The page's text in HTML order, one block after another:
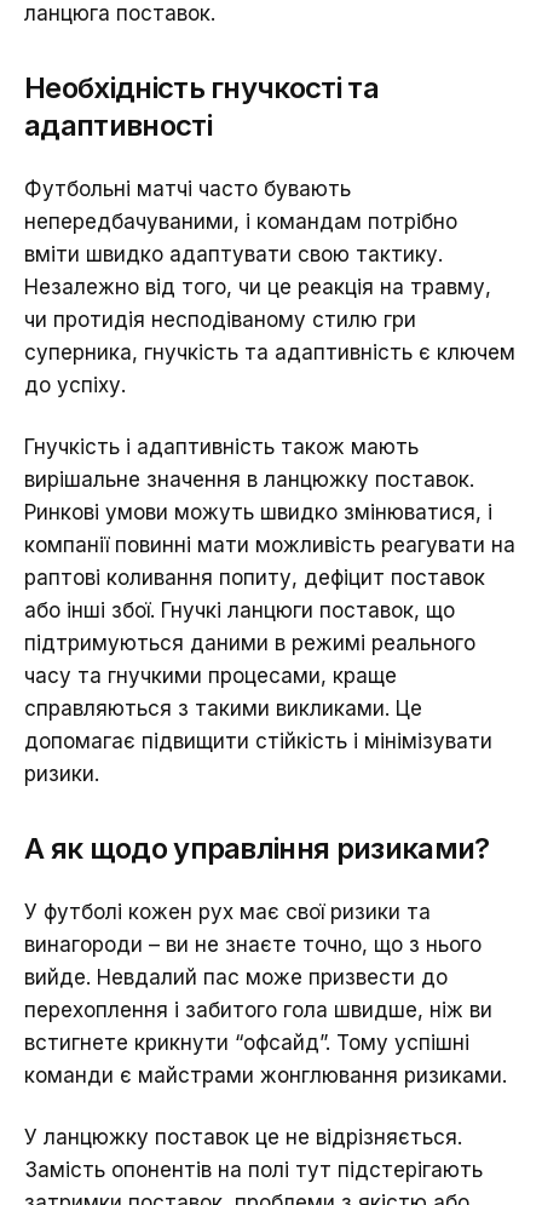
ланцюга поставок.
Необхідність гнучкості та
адаптивності
Футбольні матчі часто бувають
непередбачуваними, і командам потрібно
вміти швидко адаптувати свою тактику.
Незалежно від того, чи це реакція на травму,
чи протидія несподіваному стилю гри
суперника, гнучкість та адаптивність є ключем
до успіху.
Гнучкість і адаптивність також мають
вирішальне значення в ланцюжку поставок.
Ринкові умови можуть швидко змінюватися, і
компанії повинні мати можливість реагувати на
раптові коливання попиту, дефіцит поставок
або інші збої. Гнучкі ланцюги поставок, що
підтримуються даними в режимі реального
часу та гнучкими процесами, краще
справляються з такими викликами. Це
допомагає підвищити стійкість і мінімізувати
ризики.
А як щодо управління ризиками?
У футболі кожен рух має свої ризики та
винагороди – ви не знаєте точно, що з нього
вийде. Невдалий пас може призвести до
перехоплення і забитого гола швидше, ніж ви
встигнете крикнути “офсайд”. Тому успішні
команди є майстрами жонглювання ризиками.
У ланцюжку поставок це не відрізняється.
Замість опонентів на полі тут підстерігають